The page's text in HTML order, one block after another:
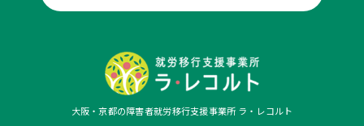
大阪・京都の障害者就労移行支援事業所 ラ・レコルト